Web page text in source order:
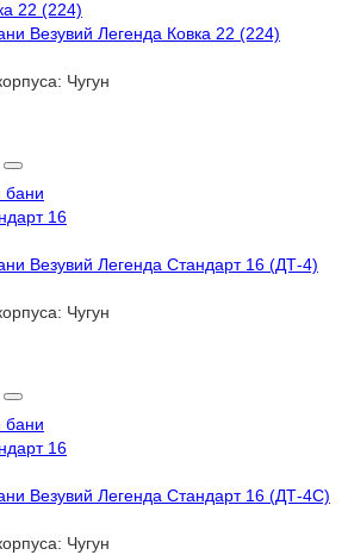
Везувий Легенда Ковка 22 (224)
Чугун
Везувий Легенда Стандарт 16 (ДТ-4)
Чугун
Везувий Легенда Стандарт 16 (ДТ-4С)
Чугун